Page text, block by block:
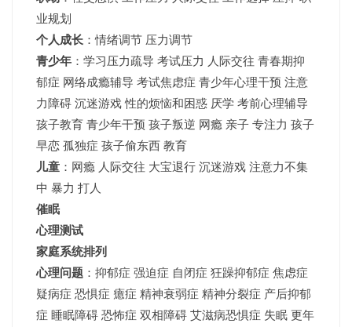
业规划
个人成长 ：情绪调节 压力调节
青少年 ： 学习压力疏导 考试压力 人际交往 青春期抑
郁症 网络成瘾辅导 考试焦虑症 青少年心理干预 注意
力障碍 沉迷游戏 性的烦恼和困惑 厌学 考前心理辅导
孩子教育 青少年干预 孩子叛逆 网瘾 亲子 专注力 孩子
早恋 孤独症 孩子偷东西 教育
儿童 ：网瘾 人际交往 大宝退行 沉迷游戏 注意力不集
中 暴力 打人
催眠
心理测试
家庭系统排列
心理问题 ：抑郁症 强迫症 自闭症 狂躁抑郁症 焦虑症
疑病症 恐惧症 癔症 精神衰弱症 精神分裂症 产后抑郁
症 睡眠障碍 恐怖症 双相障碍 艾滋病恐惧症 失眠 更年